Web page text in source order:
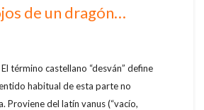
de un dragón…
término castellano “desván” define
habitual de esta parte no
Proviene del latín vanus (“vacío,